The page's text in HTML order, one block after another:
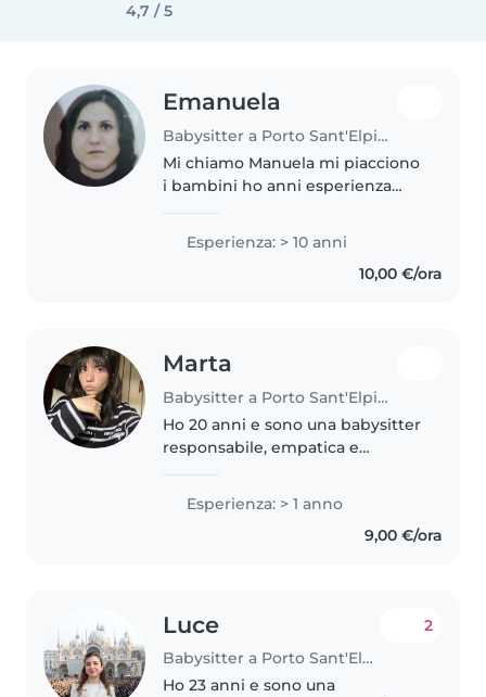
4,7 / 5
Emanuela
Babysitter a Porto Sant'Elpidio
Mi chiamo Manuela mi piacciono
i bambini ho anni esperienza
precisa e affidabile, sono
disponibile dal lunedì al sabato
dal mattino alla sera ,anche per..
Esperienza: > 10 anni
10,00 €/ora
Marta
Babysitter a Porto Sant'Elpidio
Ho 20 anni e sono una babysitter
responsabile, empatica e
stare con i bambini e sono
entusiasta di prendermi cura dei
Esperienza: > 1 anno
9,00 €/ora
Luce
Babysitter a Porto Sant'Elpidio
2
Ho 23 anni e sono una